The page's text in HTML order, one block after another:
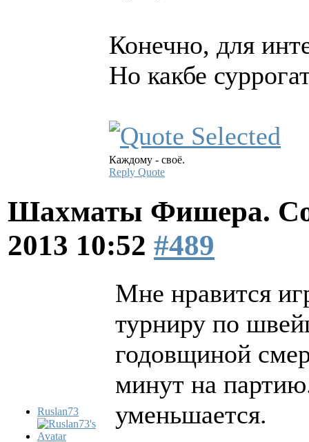
Конечно, для
Но какбе
Каждому - своё.
Reply Quote
Шахматы Фишера.
2013 10:52 #489
Ruslan73
Мне нравится
турниру по
годовщиной
минут на
уменьшается.